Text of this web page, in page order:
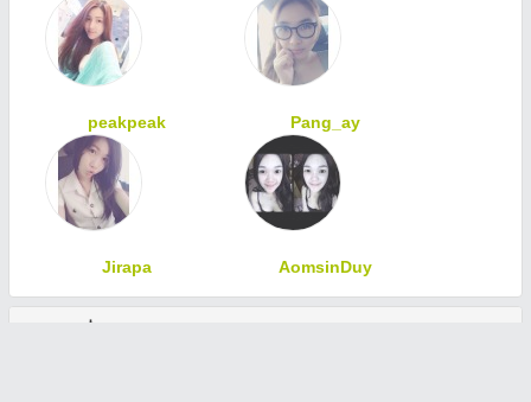
peakpeak Pang_ay
Jirapa AomsinDuy